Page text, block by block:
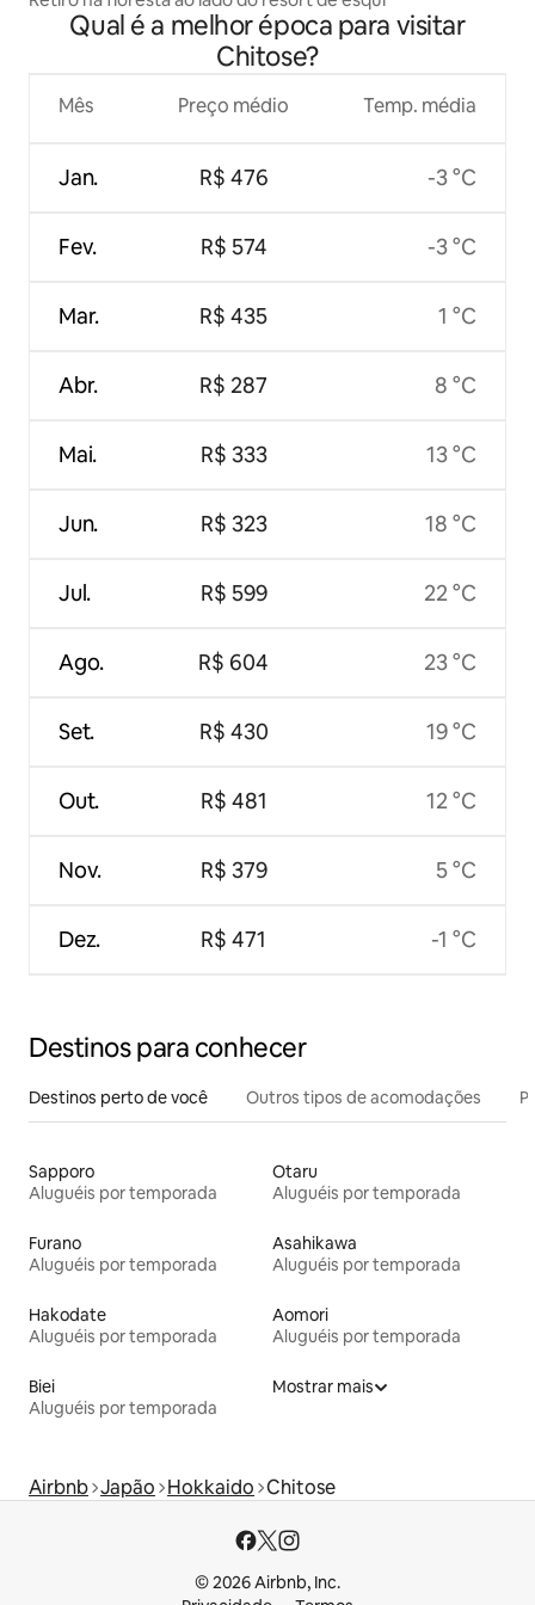
Qual é a melhor época para visitar
Chitose?
Mês
Jan.
Fev.
Mar.
Abr.
Mai.
Jun.
Jul.
Ago.
Set.
Out.
Nov.
Dez.
Preço médio
R$ 476
R$ 574
R$ 435
R$ 287
R$ 333
R$ 323
R$ 599
R$ 604
R$ 430
R$ 481
R$ 379
R$ 471
Temp. média
-3 °C
-3 °C
1 °C
8 °C
13 °C
18 °C
22 °C
23 °C
19 °C
12 °C
5 °C
-1 °C
Destinos para conhecer
Destinos perto de você Outros tipos de acomodações
Sapporo
Aluguéis por temporada
Otaru
Aluguéis por temporada
Furano
Aluguéis por temporada
Asahikawa
Aluguéis por temporada
Hakodate
Aluguéis por temporada
Aomori
Aluguéis por temporada
Biei
Aluguéis por temporada
Mostrar mais
Airbnb Japão Hokkaido Chitose
© 2026 Airbnb, Inc.